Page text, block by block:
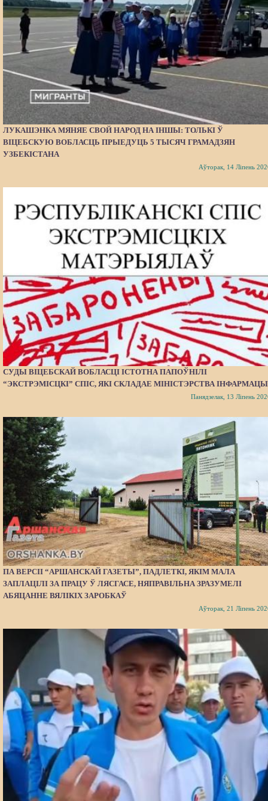
ЛУКАШЭНКА МЯНЯЕ СВОЙ НАРОД НА ІНШЫ: ТОЛЬКІ Ў
ВІЦЕБСКУЮ ВОБЛАСЦЬ ПРЫЕДУЦЬ 5 ТЫСЯЧ ГРАМАДЗЯН
УЗБЕКІСТАНА
Аўторак, 14 Ліпень
СУДЫ ВІЦЕБСКАЙ ВОБЛАСЦІ ІСТОТНА ПАПОЎНІЛІ
“ЭКСТРЭМІСЦКІ” СПІС, ЯКІ СКЛАДАЕ МІНІСТЭРСТВА
Панядзелак, 13 Ліпень
ПА ВЕРСІІ “АРШАНСКАЙ ГАЗЕТЫ”, ПАДЛЕТКІ, ЯКІМ МАЛА
ЗАПЛАЦІЛІ ЗА ПРАЦУ Ў ЛЯСГАСЕ, НЯПРАВІЛЬНА ЗРАЗУМЕЛІ
АБЯЦАННЕ ВЯЛІКІХ ЗАРОБКАЎ
Аўторак, 21 Ліпень